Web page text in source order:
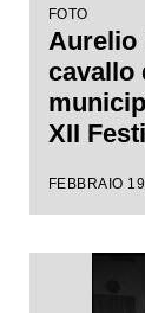
FOTO
Aurelio
cavallo
XII
"Lui
FEBBRAIO